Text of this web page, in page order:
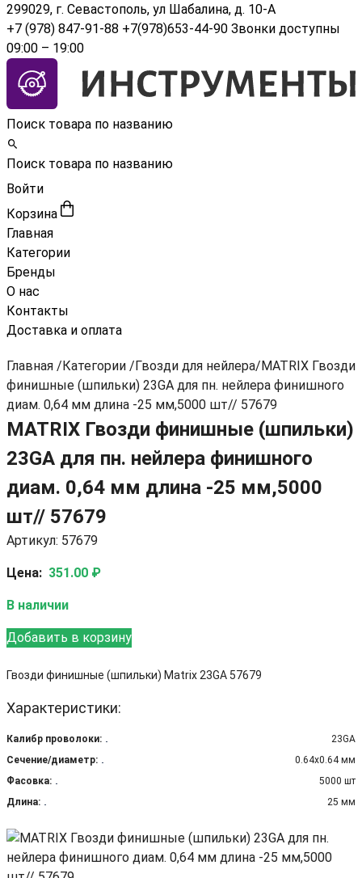
299029, г. Севастополь, ул Шабалина, д. 10-А
+7 (978) 847-91-88 +7(978)653-44-90 Звонки доступны
09:00 – 19:00
Поиск товара по названию
Поиск товара по названию
Войти
Корзина
Главная
Категории
Бренды
О нас
Контакты
Доставка и оплата
Главная / Категории / Гвозди для нейлера/ MATRIX Гвозди
финишные (шпильки) 23GA для пн. нейлера финишного
диам. 0,64 мм длина -25 мм,5000 шт// 57679
MATRIX Гвозди финишные (шпильки)
23GA для пн. нейлера финишного
диам. 0,64 мм длина -25 мм,5000
шт// 57679
Артикул: 57679
Цена: 351.00 ₽
В наличии
Добавить в корзину
Гвозди финишные (шпильки) Matrix 23GA 57679
Характеристики:
Калибр проволоки:
23GA
Сечение/диаметр:
0.64х0.64 мм
Фасовка:
5000 шт
Длина:
25 мм